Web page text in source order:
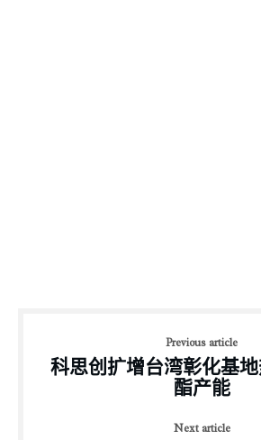
Previous article
科思创扩增台湾彰化基
酯产能
Next article